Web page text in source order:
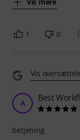
1 0
Vis
A Best
betjening